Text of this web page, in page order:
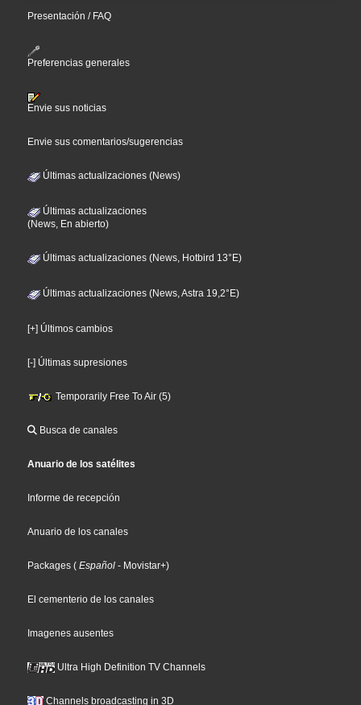
Presentación / FAQ
Preferencias generales
Envie sus noticias
Envie sus comentarios/sugerencias
Últimas actualizaciones (News)
Últimas actualizaciones
(News, En abierto)
Últimas actualizaciones (News, Hotbird 13°E)
Últimas actualizaciones (News, Astra 19,2°E)
[+] Últimos cambios
[-] Últimas supresiones
Temporarily Free To Air (5)
Busca de canales
Anuario de los satélites
Informe de recepción
Anuario de los canales
Packages ( Español - Movistar+)
El cementerio de los canales
Imagenes ausentes
Ultra High Definition TV Channels
Channels broadcasting in 3D